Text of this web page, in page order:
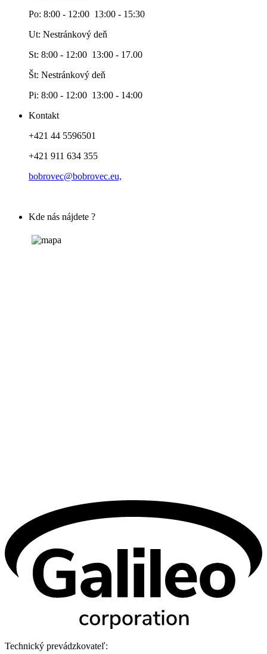
Po: 8:00 - 12:00 13:00 - 15:30
Ut: Nestránkový deň
St: 8:00 - 12:00 13:00 - 17.00
Št: Nestránkový deň
Pi: 8:00 - 12:00 13:00 - 14:00
Kontakt
+421 44 5596501
+421 911 634 355
bobrovec@bobrovec.eu,
Kde nás nájdete ?
Technický prevádzkovateľ: